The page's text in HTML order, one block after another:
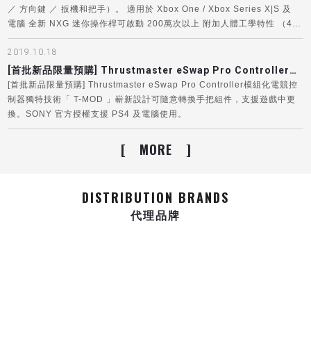
／ 方向鍵 ／ 扳機和把手）。 適用於 Xbox One / Xbox Series X|S 及
電腦 全新 NXG 迷你操作桿可啟動 200萬次以上 附加人體工學特性 （4
個額名可重新映射按鍵 Mappable ／ 可手動調節扳機的靈敏度 ／ 遊戲手
柄記憶體中包含2 個預設） 。 內含免費的多功能 PC 軟體 (重新映射按鍵
／配置迷你操縱桿 ／ 配置板機 ／ 調節振動 （0％ － 100％）。 兼容於
Windows 10
2019.10.18
[首批新品限量預購] Thrustmaster eSwap Pro Controller模組化電競控制器
[首批新品限量預購] Thrustmaster eSwap Pro Controller模組化電競控
制器獨特技術「 T-MOD 」嶄新設計可隨意轉換手把組件，支援遊戲中更
換。SONY 官方授權支援 PS4 及電腦使用。
[ MORE ]
DISTRIBUTION BRANDS
代理品牌